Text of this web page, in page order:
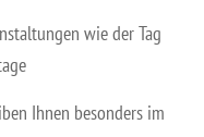
wie der Tag
Ihnen besonders im